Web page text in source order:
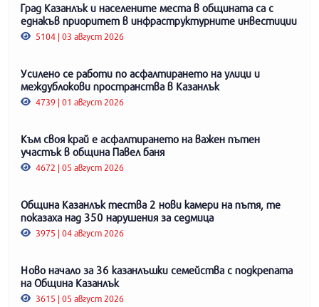
Град Казанлък и населените места в общината са с
еднакъв приоритет в инфраструктурните инвестиции
5104 | 03 август 2026
Усилено се работи по асфалтирането на улици и
междублокови пространства в Казанлък
4739 | 01 август 2026
Към своя край е асфалтирането на важен пътен
участък в община Павел баня
4672 | 05 август 2026
Община Казанлък тества 2 нови камери на пътя, те
показаха над 350 нарушения за седмица
3975 | 04 август 2026
Ново начало за 36 казанлъшки семейства с подкрепата
на Община Казанлък
3615 | 05 август 2026